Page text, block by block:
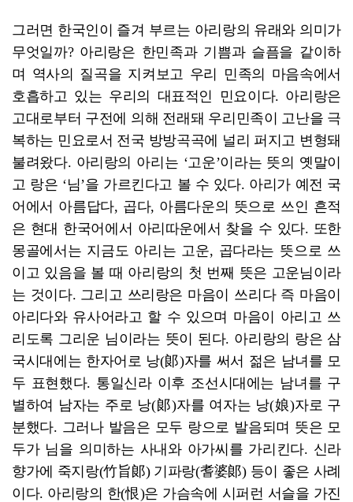
그러면 한국인이 즐겨 부르는 아리랑의 유래와 의미가
무엇일까? 아리랑은 한민족과 기쁨과 슬픔을 같이하
며 역사의 질곡을 지켜보고 우리 민족의 마음속에서
호흡하고 있는 우리의 대표적인 민요이다. 아리랑은
고대로부터 구전에 의해 전래돼 우리민족이 고난을 극
복하는 민요로서 전국 방방곡곡에 널리 퍼지고 변형돼
불려왔다. 아리랑의 아리는 ‘고운’이라는 뜻의 옛말이
고 랑은 ‘님’을 가르킨다고 볼 수 있다. 아리가 예전 국
어에서 아름답다, 곱다, 아름다운의 뜻으로 쓰인 흔적
은 현대 한국어에서 아리따운에서 찾을 수 있다. 또한
몽골에서는 지금도 아리는 고운, 곱다라는 뜻으로 쓰
이고 있음을 볼 때 아리랑의 첫 번째 뜻은 고운님이라
는 것이다. 그리고 쓰리랑은 마음이 쓰리다 즉 마음이
아리다와 유사어라고 할 수 있으며 마음이 아리고 쓰
리도록 그리운 님이라는 뜻이 된다. 아리랑의 랑은 삼
국시대에는 한자어로 낭(郞)자를 써서 젊은 남녀를 모
두 표현했다. 통일신라 이후 조선시대에는 남녀를 구
별하여 남자는 주로 낭(郞)자를 여자는 낭(娘)자로 구
분했다. 그러나 발음은 모두 랑으로 발음되며 뜻은 모
두가 님을 의미하는 사내와 아가씨를 가리킨다. 신라
향가에 죽지랑(竹旨郞) 기파랑(耆婆郞) 등이 좋은 사례
이다. 아리랑의 한(恨)은 가슴속에 시퍼런 서슬을 가진